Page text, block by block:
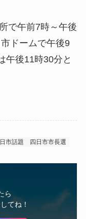
で午前7時～午後
ドームで午後9
午後11時30分と
市話題 四日市市長選
ら
てね！